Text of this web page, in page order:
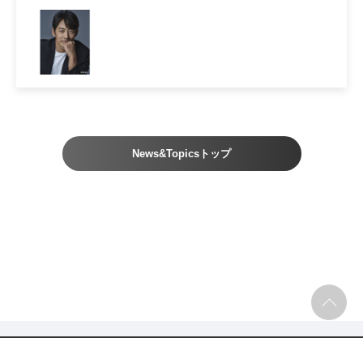
News&Topicsトップ